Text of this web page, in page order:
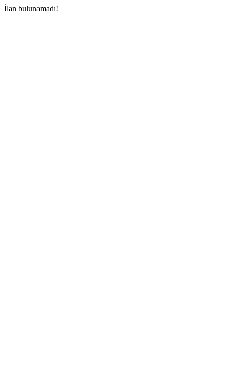
İlan bulunamadı!